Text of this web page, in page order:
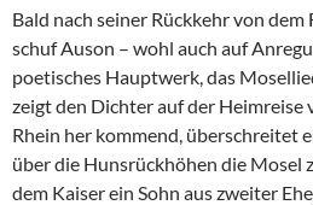
Bald nach seiner Rückkehr von dem
schuf Auson – wohl auch auf
poetisches Hauptwerk, das
zeigt den Dichter auf der Heimreise
Rhein her kommend, überschreitet
über die Hunsrückhöhen die Mosel
dem Kaiser ein Sohn aus zweiter